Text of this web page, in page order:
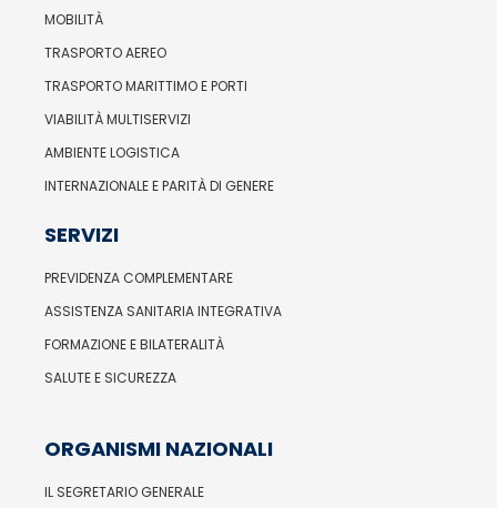
MOBILITÀ
TRASPORTO AEREO
TRASPORTO MARITTIMO E PORTI
VIABILITÀ MULTISERVIZI
AMBIENTE LOGISTICA
INTERNAZIONALE E PARITÀ DI GENERE
SERVIZI
PREVIDENZA COMPLEMENTARE
ASSISTENZA SANITARIA INTEGRATIVA
FORMAZIONE E BILATERALITÀ
SALUTE E SICUREZZA
ORGANISMI NAZIONALI
IL SEGRETARIO GENERALE